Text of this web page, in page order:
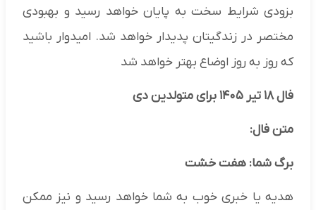
بزودی شرایط سخت به پایان خواهد رسید و بهبودی
مختصر در زندگیتان پدیدار خواهد شد. امیدوار باشید
که روز به روز اوضاع بهتر خواهد شد
فال ۱۸ تیر ۱۴۰۵ برای متولدین دی
متن فال:
برگ شما: هفت خشت
هدیه یا خبری خوب به شما خواهد رسید و نیز ممکن